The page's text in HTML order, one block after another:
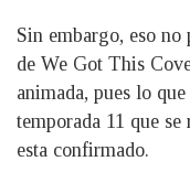
Sin embargo, eso no
de We Got This
animada, pues lo
temporada 11 que
esta confirmado.